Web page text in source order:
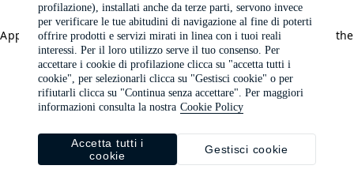
Application error: a client-side exception has occurred (see the
browser console for more information).
profilazione), installati anche da terze parti, servono invece
per verificare le tue abitudini di navigazione al fine di poterti
offrire prodotti e servizi mirati in linea con i tuoi reali
interessi. Per il loro utilizzo serve il tuo consenso. Per
accettare i cookie di profilazione clicca su "accetta tutti i
cookie", per selezionarli clicca su "Gestisci cookie" o per
rifiutarli clicca su "Continua senza accettare". Per maggiori
informazioni consulta la nostra Cookie Policy
Gestisci cookie
Accetta tutti i
cookie